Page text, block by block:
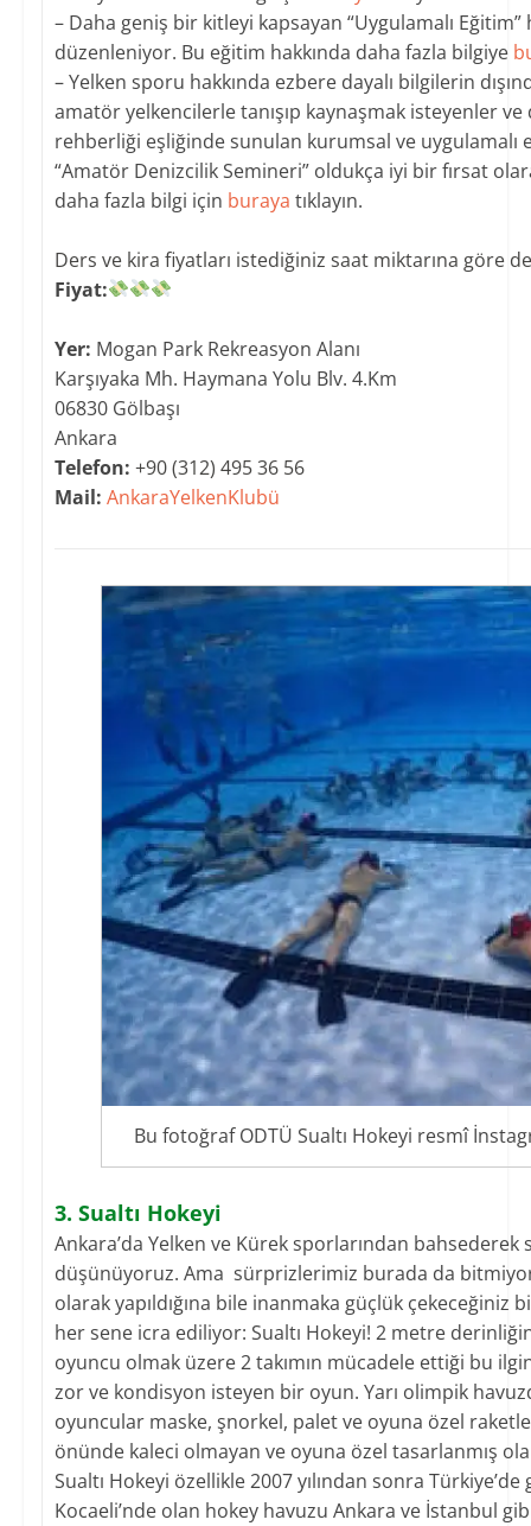
– Daha geniş bir kitleyi kapsayan “Uygulamalı
düzenleniyor. Bu eğitim hakkında daha fazla bilgiye
– Yelken sporu hakkında ezbere dayalı bilgilerin
amatör yelkencilerle tanışıp kaynaşmak isteyenler
rehberliği eşliğinde sunulan kurumsal ve uygulamalı
“Amatör Denizcilik Semineri” oldukça iyi bir fırsat
daha fazla bilgi için buraya tıklayın.
​Ders ve kira fiyatları istediğiniz saat miktarına göre
Fiyat:
Yer: Mogan Park Rekreasyon Alanı
Karşıyaka Mh. Haymana Yolu Blv. 4.Km
06830 Gölbaşı
Ankara​
Telefon: +90 (312) 495 36 56
​Mail: AnkaraYelkenKlubü
Bu fotoğraf ODTÜ Sualtı Hokeyi resmî
3. Sualtı Hokeyi
Ankara’da Yelken ve Kürek sporlarından bahsederek
düşünüyoruz. Ama sürprizlerimiz burada da bitmiyor.
olarak yapıldığına bile inanmaka güçlük çekeceğiniz
her sene icra ediliyor: Sualtı Hokeyi! 2 metre
oyuncu olmak üzere 2 takımın mücadele ettiği bu
zor ve kondisyon isteyen bir oyun. Yarı olimpik
oyuncular maske, şnorkel, palet ve oyuna özel
önünde kaleci olmayan ve oyuna özel tasarlanmış
Sualtı Hokeyi özellikle 2007 yılından sonra
Kocaeli’nde olan hokey havuzu Ankara ve İstanbul